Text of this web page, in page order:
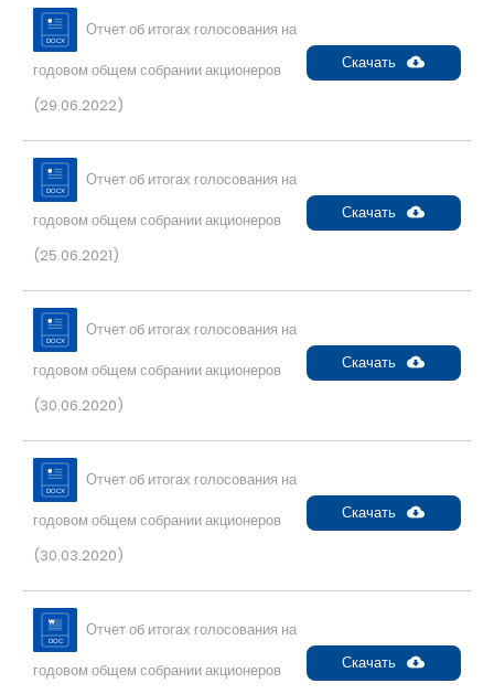
Отчет об итогах голосования на
годовом общем собрании акционеров
(29.06.2022)
Скачать
Отчет об итогах голосования на
годовом общем собрании акционеров
(25.06.2021)
Скачать
Отчет об итогах голосования на
годовом общем собрании акционеров
(30.06.2020)
Скачать
Отчет об итогах голосования на
годовом общем собрании акционеров
(30.03.2020)
Скачать
Отчет об итогах голосования на
годовом общем собрании акционеров
Скачать